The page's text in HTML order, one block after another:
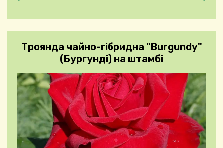
Троянда чайно-гібридна "Burgundy"
(Бургунді) на штамбі